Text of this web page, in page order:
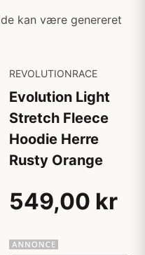
kan være genereret
REVOLUTIONRACE
Evolution Light
Stretch Fleece
Hoodie Herre
Rusty Orange
549,00 kr